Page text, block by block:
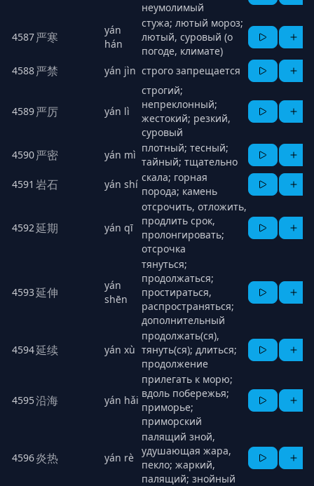
неумолимый
4587严寒
yán
hán
стужа; лютый мороз;
лютый, суровый (о
погоде, климате)
4588严禁 yán jìn строго запрещается
4589严厉 yán lì
строгий;
непреклонный;
жестокий; резкий,
суровый
4590严密 yán mì
плотный; тесный;
тайный; тщательно
4591 岩石 yán shí
скала; горная
порода; камень
4592延期 yán qī
отсрочить, отложить,
продлить срок,
пролонгировать;
отсрочка
4593延伸
yán
shēn
тянуться;
продолжаться;
простираться,
распространяться;
дополнительный
4594延续 yán xù
продолжать(ся),
тянуть(ся); длиться;
продолжение
4595沿海 yán hǎi
прилегать к морю;
вдоль побережья;
приморье;
приморский
4596炎热 yán rè
палящий зной,
удушающая жара,
пекло; жаркий,
палящий; знойный